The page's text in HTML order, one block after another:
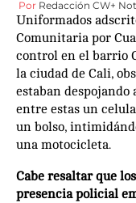
Por Redacción CW+
Uniformados
Comunitaria por
control en el barrio
la ciudad de Cali,
estaban despojando
entre estas un
un bolso,
una motocicleta.
Cabe resaltar que
presencia policial